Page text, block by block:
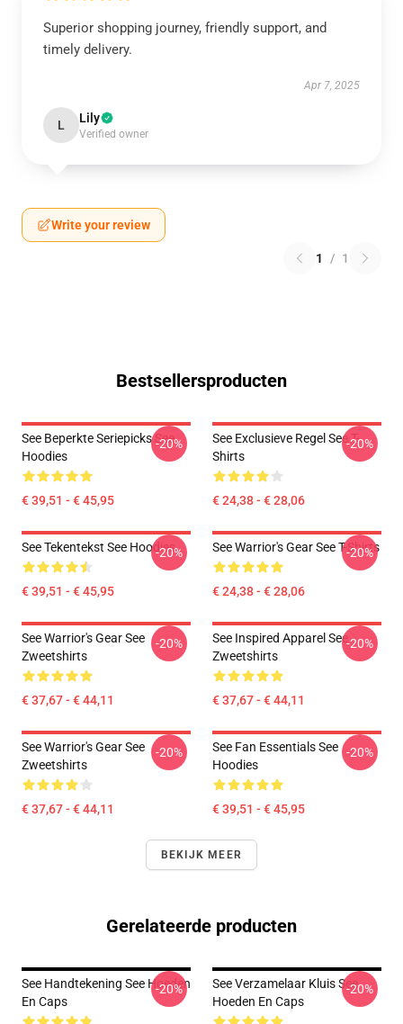
Superior shopping journey, friendly support, and
timely delivery.
Apr 7, 2025
L Lily
Verified owner
Write your review
1 / 1
Bestsellersproducten
See Beperkte Seriepicks See
Hoodies
€ 39,51 - € 45,95
-20%
See Exclusieve Regel See T-
Shirts
€ 24,38 - € 28,06
-20%
See Tekentekst See Hoodies
€ 39,51 - € 45,95
-20% See Warrior's Gear See T-Shirts
€ 24,38 - € 28,06
-20%
See Warrior's Gear See
Zweetshirts
€ 37,67 - € 44,11
-20%
See Inspired Apparel See
Zweetshirts
€ 37,67 - € 44,11
-20%
See Warrior's Gear See
Zweetshirts
€ 37,67 - € 44,11
-20%
See Fan Essentials See
Hoodies
€ 39,51 - € 45,95
-20%
BEKIJK MEER
Gerelateerde producten
See Handtekening See Hoeden
En Caps
-20%
See Verzamelaar Kluis See
Hoeden En Caps
-20%